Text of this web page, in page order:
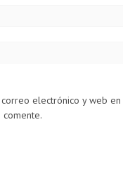
electrónico y web